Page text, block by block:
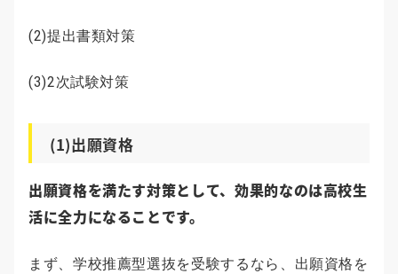
(2)提出書類対策
(3)2次試験対策
(1)出願資格
出願資格を満たす対策として、効果的なのは高校生
活に全力になることです。
まず、学校推薦型選抜を受験するなら、出願資格を